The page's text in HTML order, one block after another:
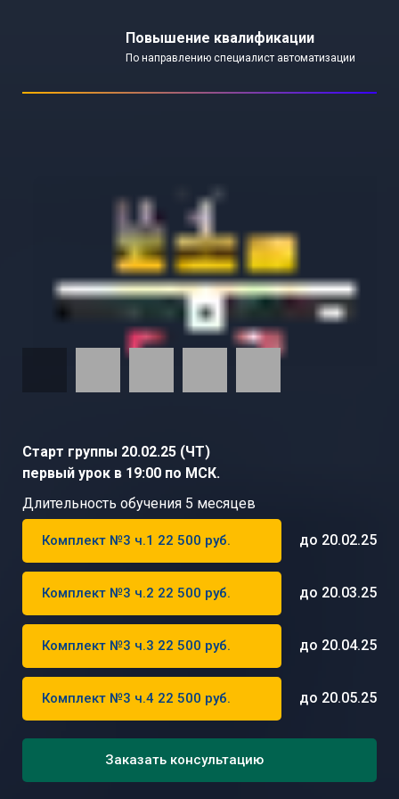
Повышение квалификации
По направлению специалист автоматизации
Старт группы 20.02.25 (ЧТ)
первый урок в 19:00 по МСК.
Длительность обучения 5 месяцев
Комплект №3 ч.1 22 500 руб. до 20.02.25
Комплект №3 ч.2 22 500 руб. до 20.03.25
Комплект №3 ч.3 22 500 руб. до 20.04.25
Комплект №3 ч.4 22 500 руб. до 20.05.25
Заказать консультацию